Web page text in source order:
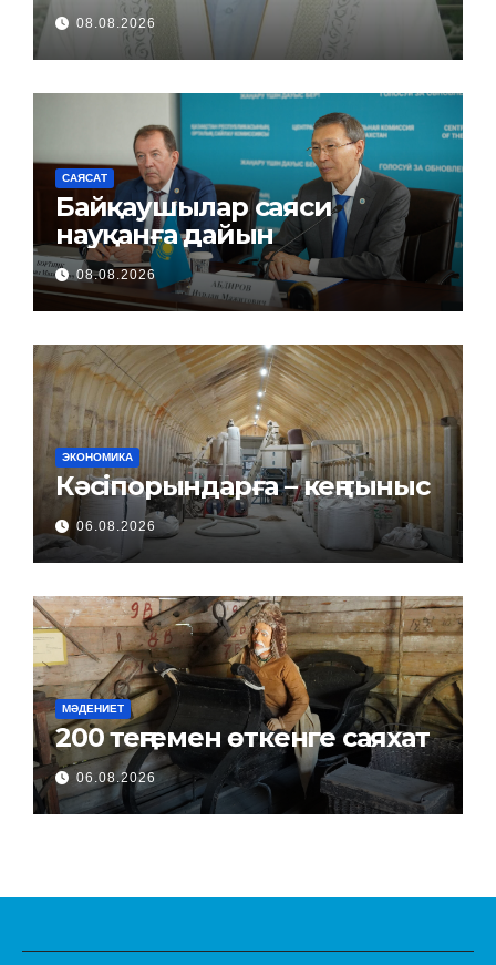
08.08.2026
САЯСАТ
Байқаушылар саяси
науқанға дайын
08.08.2026
ЭКОНОМИКА
Кәсіпорындарға – кең тыныс
06.08.2026
МӘДЕНИЕТ
200 теңгемен өткенге саяхат
06.08.2026